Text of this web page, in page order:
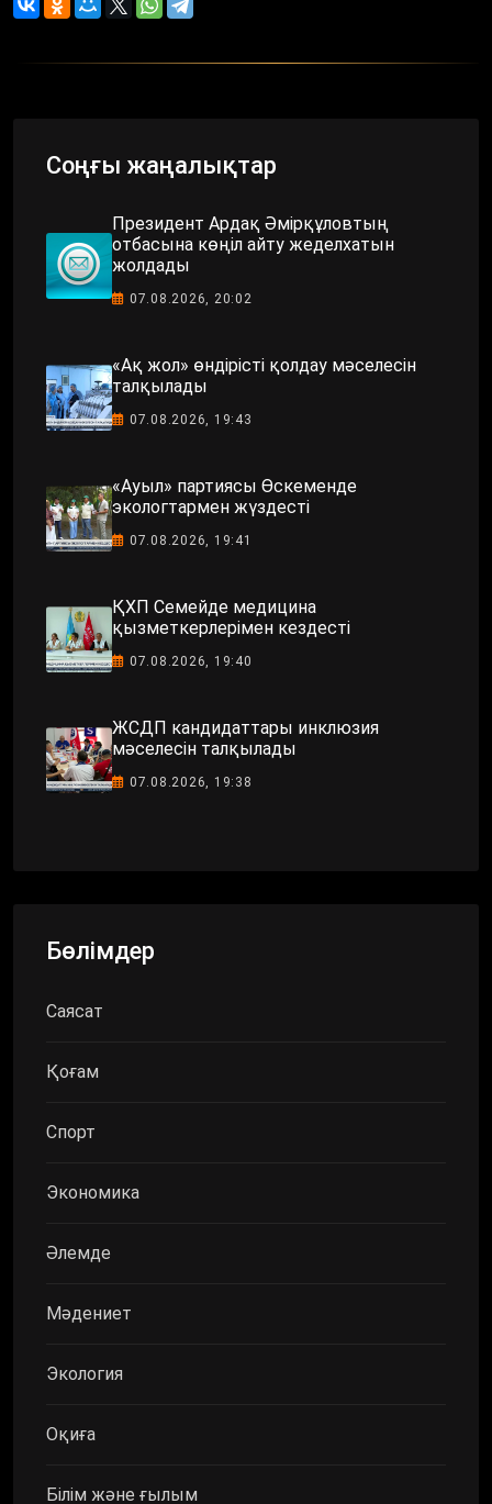
Соңғы жаңалықтар
Президент Ардақ Әмірқұловтың
отбасына көңіл айту жеделхатын
жолдады
07.08.2026, 20:02
«Ақ жол» өндірісті қолдау мәселесін
талқылады
07.08.2026, 19:43
«Ауыл» партиясы Өскеменде
экологтармен жүздесті
07.08.2026, 19:41
ҚХП Семейде медицина
қызметкерлерімен кездесті
07.08.2026, 19:40
ЖСДП кандидаттары инклюзия
мәселесін талқылады
07.08.2026, 19:38
Бөлімдер
Саясат
Қоғам
Спорт
Экономика
Әлемде
Мәдениет
Экология
Оқиға
Білім және ғылым